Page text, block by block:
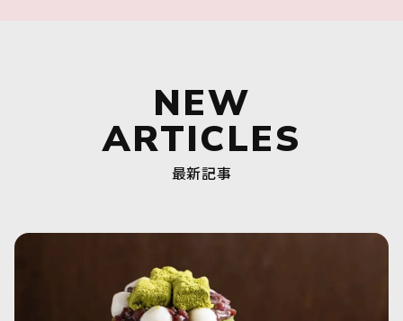
NEW
ARTICLES
最新記事